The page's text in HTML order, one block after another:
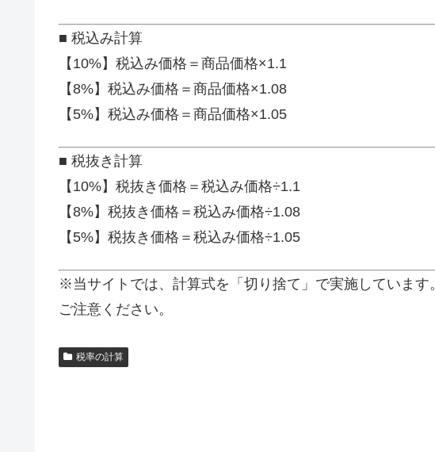
■ 税込み計算
【10%】税込み価格＝商品価格×1.1
【8%】税込み価格＝商品価格×1.08
【5%】税込み価格＝商品価格×1.05
■ 税抜き計算
【10%】税抜き価格＝税込み価格÷1.1
【8%】税抜き価格＝税込み価格÷1.08
【5%】税抜き価格＝税込み価格÷1.05
※当サイトでは、計算式を「切り捨て」で実施していま
ご注意ください。
税率の計算